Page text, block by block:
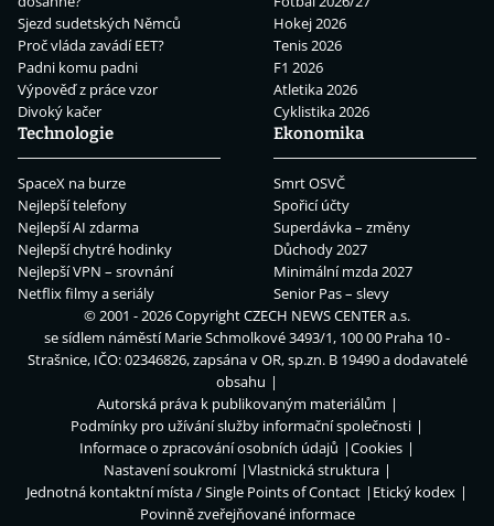
Sjezd sudetských Němců
Proč vláda zavádí EET?
Padni komu padni
Výpověď z práce vzor
Divoký kačer
Hokej 2026
Tenis 2026
F1 2026
Atletika 2026
Cyklistika 2026
Technologie
SpaceX na burze
Nejlepší telefony
Nejlepší AI zdarma
Nejlepší chytré hodinky
Nejlepší VPN – srovnání
Netflix filmy a seriály
Ekonomika
Smrt OSVČ
Spořicí účty
Superdávka – změny
Důchody 2027
Minimální mzda 2027
Senior Pas – slevy
© 2001 - 2026 CopyrightCZECH NEWS CENTER a.s.
se sídlem náměstí Marie Schmolkové 3493/1, 100 00 Praha 10 -
Strašnice, IČO: 02346826, zapsána v OR, sp.zn. B 19490 a dodavatelé
obsahu
Autorská práva k publikovaným materiálům
Podmínky pro užívání služby informační společnosti
Informace o zpracování osobních údajů
Cookies
Nastavení soukromí
Vlastnická struktura
Jednotná kontaktní místa / Single Points of Contact
Etický kodex
Povinně zveřejňované informace